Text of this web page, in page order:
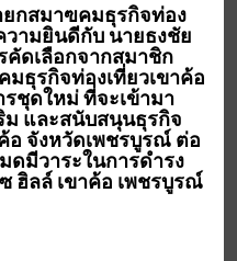
กสมาฃคมธุรกิจท่อง
วามยินดีกับ นายธงชัย
ดเลือกจากสมาชิก
ธุรกิจท่องเที่ยวเขาค้อ
ชุดใหม่ ที่จะเข้ามา
ม และสนับสนุนธุรกิจ
อ จังหวัดเพชรบูรณ์ ต่อ
มีวาระในการดำรง
ฮิลล์ เขาค้อ เพชรบูรณ์